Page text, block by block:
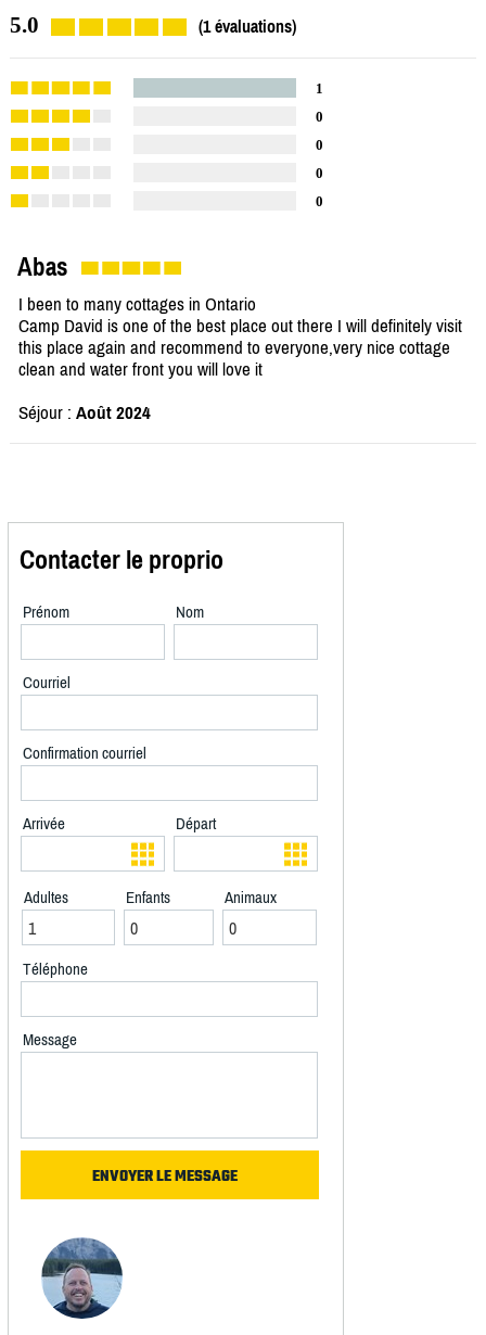
5.0 (1 évaluations)
1
0
0
0
0
Abas
I been to many cottages in Ontario
Camp David is one of the best place out there I will definitely visit
this place again and recommend to everyone,very nice cottage
clean and water front you will love it
Séjour : Août 2024
Contacter le proprio
Prénom Nom
Courriel
Confirmation courriel
Arrivée Départ
Adultes Enfants Animaux
Téléphone
Message